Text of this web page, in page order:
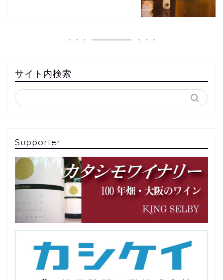
サイト内検索
Supporter